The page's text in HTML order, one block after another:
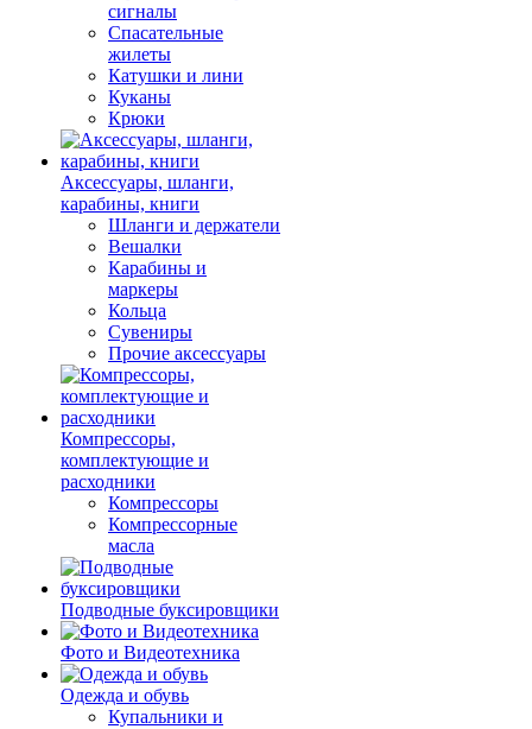
сигналы
Спасательные
жилеты
Катушки и лини
Куканы
Крюки
Аксессуары, шланги,
карабины, книги
Шланги и держатели
Вешалки
Карабины и
маркеры
Кольца
Сувениры
Прочие аксессуары
Компрессоры,
комплектующие и
расходники
Компрессоры
Компрессорные
масла
Подводные буксировщики
Фото и Видеотехника
Одежда и обувь
Купальники и